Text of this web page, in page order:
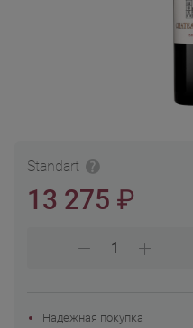
Standart
13 275 ₽
Надежная покупка